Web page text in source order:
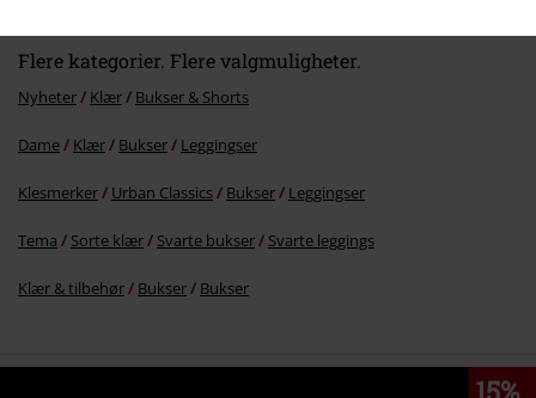
Flere kategorier. Flere valgmuligheter.
Nyheter Klær Bukser & Shorts
Dame Klær Bukser Leggingser
Klesmerker Urban Classics Bukser Leggingser
Tema Sorte klær Svarte bukser Svarte leggings
Klær & tilbehør Bukser Bukser